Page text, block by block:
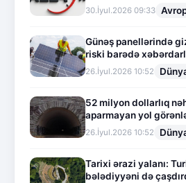
30.İyul.2026 09:33
Günəş panellərində
riski barədə
26.İyul.2026 10:52
52 milyon dollarlıq
aparmayan yol
26.İyul.2026 10:52
Tarixi ərazi yalanı:
bələdiyyəni də